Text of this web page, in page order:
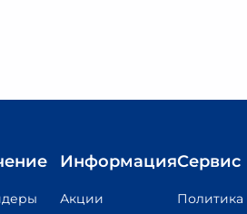
Информация
Акции
Сервис
Политика